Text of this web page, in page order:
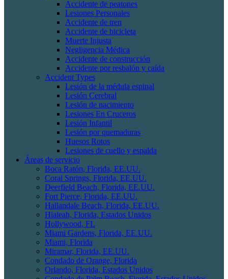
Accidente de peatones
Lesiones Personales
Accidente de tren
Accidente de bicicleta
Muerte Injusta
Negligencia Médica
Accidente de construcción
Accidente por resbalón y caída
Accident Types
Lesión de la médula espinal
Lesión Cerebral
Lesión de nacimiento
Lesiones En Cruceros
Lesión Infantil
Lesión por quemaduras
Huesos Rotos
Lesiones de cuello y espalda
Áreas de servicio
Boca Ratón, Florida, EE.UU.
Coral Springs, Florida, EE.UU.
Deerfield Beach, Florida, EE.UU.
Fort Pierce, Florida, EE.UU.
Hallandale Beach, Florida, EE.UU.
Hialeah, Florida, Estados Unidos
Hollywood, FL
Miami Gardens, Florida, EE.UU.
Miami, Florida
Miramar, Florida, EE.UU.
Condado de Orange, Florida
Orlando, Florida, Estados Unidos